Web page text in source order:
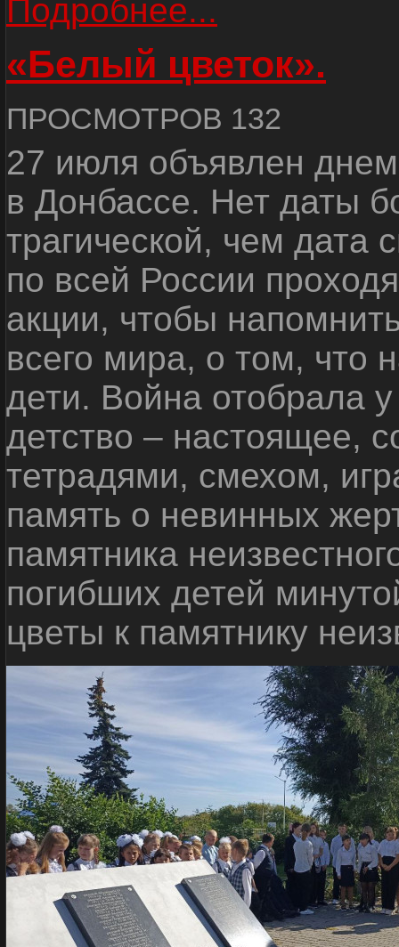
Подробнее...
«Белый цветок».
ПРОСМОТРОВ 132
27 июля объявлен
в Донбассе. Нет даты
трагической, чем дата
по всей России
акции, чтобы
всего мира, о том, что
дети. Война отобрала
детство – настоящее,
тетрадями, смехом,
память о невинных
памятника
погибших детей
цветы к памятнику